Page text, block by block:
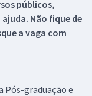
públicos,
Não fique de
a vaga com
Pós-graduação e